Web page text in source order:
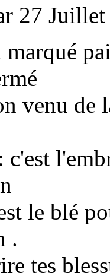
27
marqué
venu de
c'est
le blé
.
tes